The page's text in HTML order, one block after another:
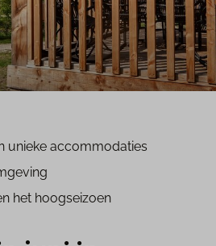
unieke accommodaties
het hoogseizoen